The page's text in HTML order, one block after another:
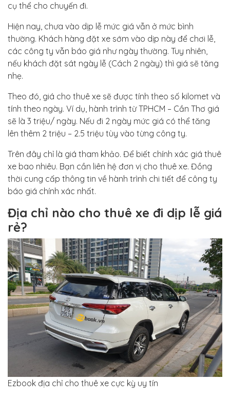
cụ thể cho chuyến đi.
Hiện nay, chưa vào dịp lễ mức giá vẫn ở mức bình
thường. Khách hàng đặt xe sớm vào dịp này để chơi lễ,
các công ty vẫn báo giá như ngày thường. Tuy nhiên,
nếu khách đặt sát ngày lễ (Cách 2 ngày) thì giá sẽ tăng
nhẹ.
Theo đó, giá cho thuê xe sẽ được tính theo số kilomet và
tính theo ngày. Ví dụ, hành trình từ TPHCM – Cần Thơ giá
sẽ là 3 triệu/ ngày. Nếu đi 2 ngày mức giá có thể tăng
lên thêm 2 triệu – 2.5 triệu tùy vào từng công ty.
Trên đây chỉ là giá tham khảo. Để biết chính xác giá thuê
xe bao nhiêu. Bạn cần liên hệ đơn vị cho thuê xe. Đồng
thời cung cấp thông tin về hành trình chi tiết để công ty
báo giá chính xác nhất.
Địa chỉ nào cho thuê xe đi dịp lễ giá
rẻ?
Ezbook địa chỉ cho thuê xe cực kỳ uy tín